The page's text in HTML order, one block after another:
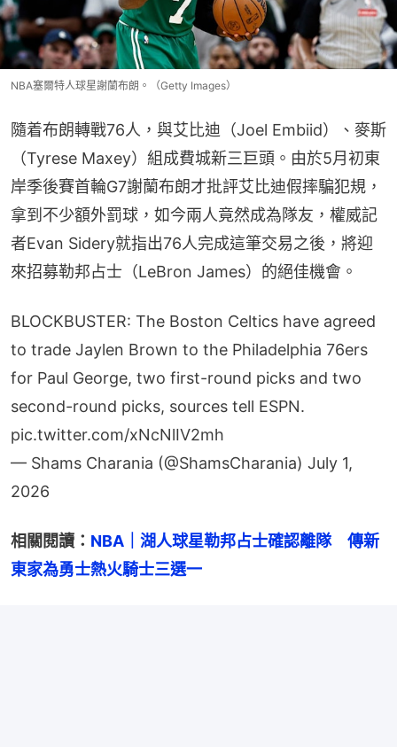
NBA塞爾特人球星謝蘭布朗。（Getty Images）
隨着布朗轉戰76人，與艾比迪（Joel Embiid）、麥斯
（Tyrese Maxey）組成費城新三巨頭。由於5月初東
岸季後賽首輪G7謝蘭布朗才批評艾比迪假摔騙犯規，
拿到不少額外罰球，如今兩人竟然成為隊友，權威記
者Evan Sidery就指出76人完成這筆交易之後，將迎
來招募勒邦占士（LeBron James）的絕佳機會。
BLOCKBUSTER: The Boston Celtics have agreed
to trade Jaylen Brown to the Philadelphia 76ers
for Paul George, two first-round picks and two
second-round picks, sources tell ESPN.
pic.twitter.com/xNcNlIV2mh
— Shams Charania (@ShamsCharania) July 1,
2026
相關閱讀： NBA｜湖人球星勒邦占士確認離隊　傳新
東家為勇士熱火騎士三選一